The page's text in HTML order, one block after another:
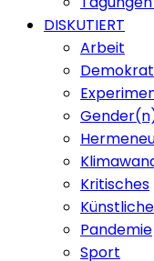
DISKUTIERT
Arbeit
Kritisches
Pandemie
Sport